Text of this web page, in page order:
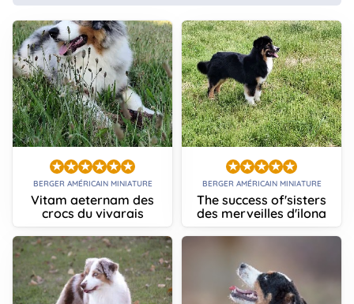
BERGER AMÉRICAIN MINIATURE
Vitam aeternam des
crocs du vivarais
BERGER AMÉRICAIN MINIATURE
The success of'sisters
des merveilles d'ilona